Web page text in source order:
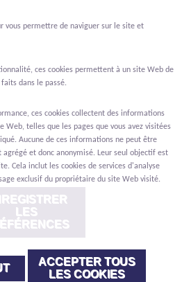
BE 0466.256.432
département Malines
Signalement des lanceurs d'alerte
vous permettre de naviguer sur le site et
ces cookies permettent à un site Web de
dans le passé.
ces cookies collectent des informations
Web, telles que les pages que vous avez visitées
Aucune de ces informations ne peut être
et donc anonymisé. Leur seul objectif est
Cela inclut les cookies de services d'analyse
exclusif du propriétaire du site Web visité.
LES
ACCEPTER TOUS
LES COOKIES